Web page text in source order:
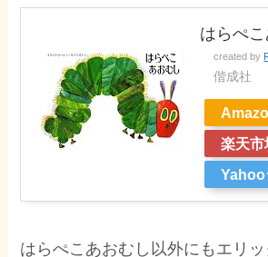
はらぺ
created by
偕成社
楽天市
Yahoo
はらぺこあおむし以外にもエリ